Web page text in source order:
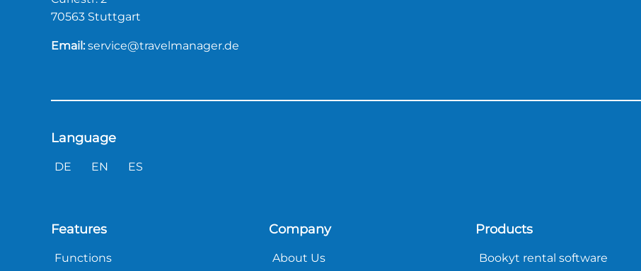
70563 Stuttgart
Email: service@travelmanager.de
Language
DE EN ES
Features
Functions
Company
About Us
Products
Bookyt rental software